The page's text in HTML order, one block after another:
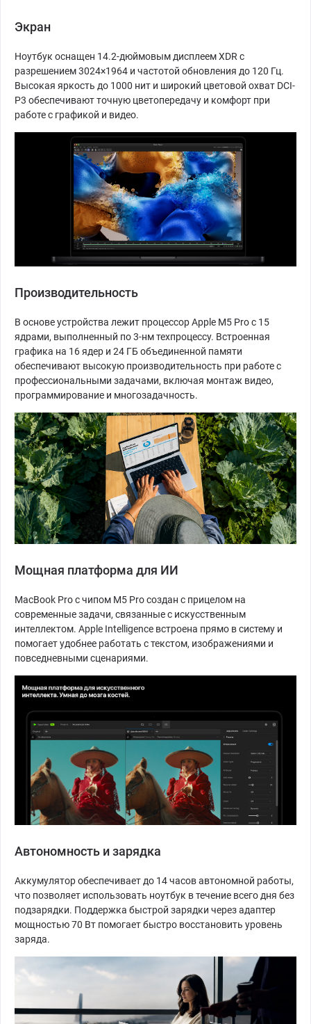
Экран
Ноутбук оснащен 14.2-дюймовым дисплеем XDR с
разрешением 3024×1964 и частотой обновления до 120 Гц.
Высокая яркость до 1000 нит и широкий цветовой охват DCI-
P3 обеспечивают точную цветопередачу и комфорт при
работе с графикой и видео.
Производительность
В основе устройства лежит процессор Apple M5 Pro с 15
ядрами, выполненный по 3-нм техпроцессу. Встроенная
графика на 16 ядер и 24 ГБ объединенной памяти
обеспечивают высокую производительность при работе с
профессиональными задачами, включая монтаж видео,
программирование и многозадачность.
Мощная платформа для ИИ
MacBook Pro с чипом M5 Pro создан с прицелом на
современные задачи, связанные с искусственным
интеллектом. Apple Intelligence встроена прямо в систему и
помогает удобнее работать с текстом, изображениями и
повседневными сценариями.
Автономность и зарядка
Аккумулятор обеспечивает до 14 часов автономной работы,
что позволяет использовать ноутбук в течение всего дня без
подзарядки. Поддержка быстрой зарядки через адаптер
мощностью 70 Вт помогает быстро восстановить уровень
заряда.